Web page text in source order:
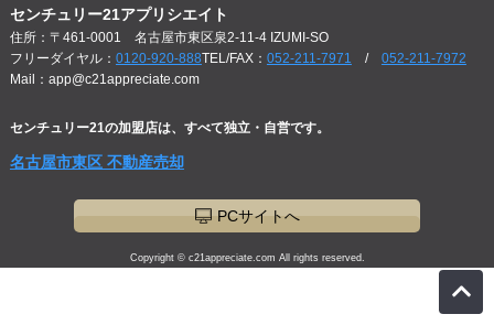
センチュリー21アプリシエイト
住所：〒461-0001 名古屋市東区泉2-11-4 IZUMI-SO
フリーダイヤル： 0120-920-888TEL/FAX： 052-211-7971 / 052-211-7972
Mail：app@c21appreciate.com
センチュリー21の加盟店は、すべて独立・自営です。
名古屋市東区 不動産売却
PCサイトへ
Copyright © c21appreciate.com All rights reserved.